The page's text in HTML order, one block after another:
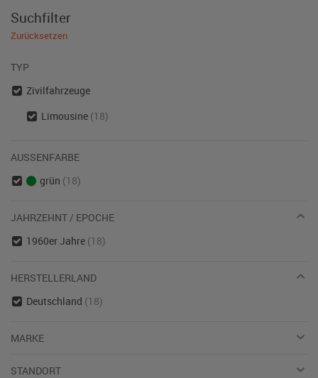
Suchfilter
Zurücksetzen
TYP
Zivilfahrzeuge
Limousine (18)
AUSSENFARBE
grün (18)
JAHRZEHNT / EPOCHE
1960er Jahre (18)
HERSTELLERLAND
Deutschland (18)
MARKE
STANDORT